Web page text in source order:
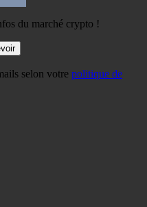
du marché crypto !
selon votre politique de